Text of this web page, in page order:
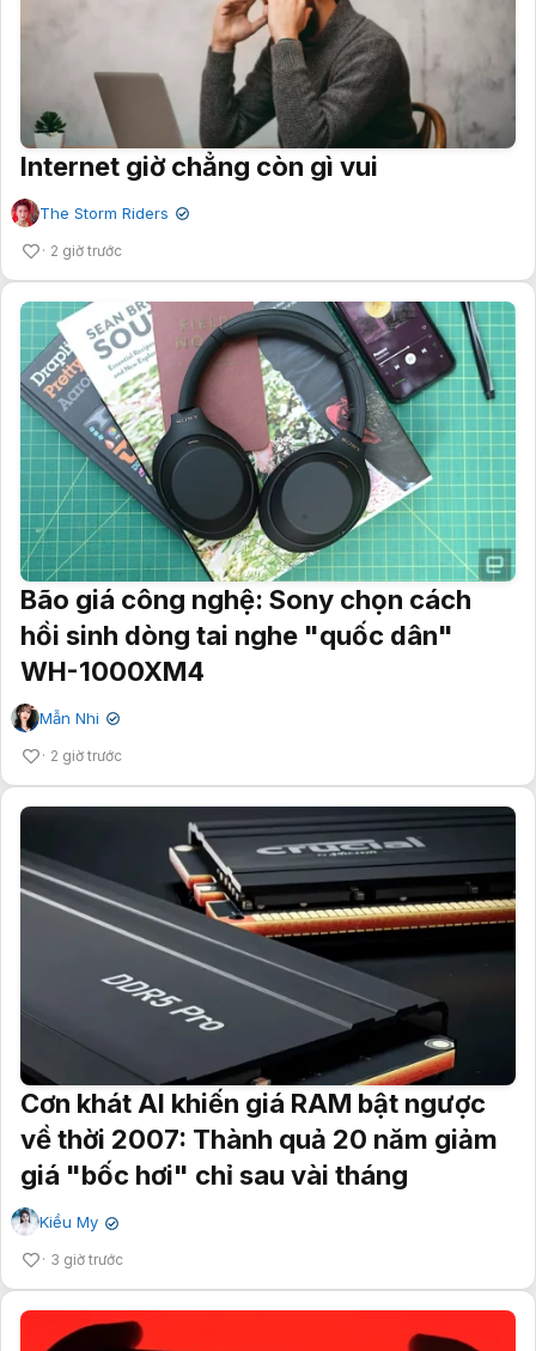
Internet giờ chẳng còn gì vui
The Storm Riders ✔
2 giờ trước
Bão giá công nghệ: Sony chọn cách
hồi sinh dòng tai nghe "quốc dân"
WH-1000XM4
Mẫn Nhi ✔
2 giờ trước
Cơn khát AI khiến giá RAM bật ngược
về thời 2007: Thành quả 20 năm giảm
giá "bốc hơi" chỉ sau vài tháng
Kiều My ✔
3 giờ trước